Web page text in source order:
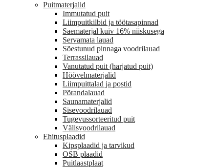
Puitmaterjalid
Immutatud puit
Liimpuitkilbid ja töötasapinnad
Saematerjal kuiv 16% niiskusega
Servamata lauad
Sõestunud pinnaga voodrilauad
Terrassilauad
Vanutatud puit (harjatud puit)
Höövelmaterjalid
Liimpuittalad ja postid
Põrandalauad
Saunamaterjalid
Sisevoodrilauad
Tugevussorteeritud puit
Välisvoodrilauad
Ehitusplaadid
Kipsplaadid ja tarvikud
OSB plaadid
Puitlaastplaat